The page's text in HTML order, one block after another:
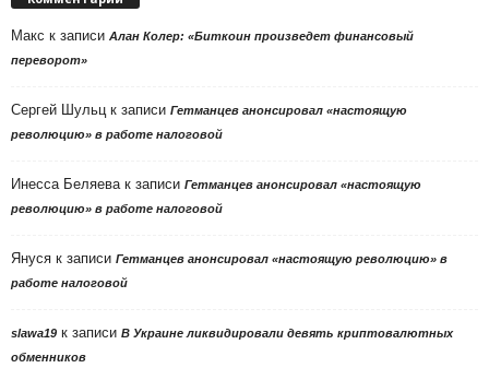
Макс к записи Алан Колер: «Биткоин произведет финансовый
переворот»
Сергей Шульц к записи Гетманцев анонсировал «настоящую
революцию» в работе налоговой
Инесса Беляева к записи Гетманцев анонсировал «настоящую
революцию» в работе налоговой
Януся к записи Гетманцев анонсировал «настоящую революцию» в
работе налоговой
slawa19 к записи В Украине ликвидировали девять криптовалютных
обменников